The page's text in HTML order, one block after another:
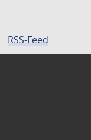
RSS-Feed